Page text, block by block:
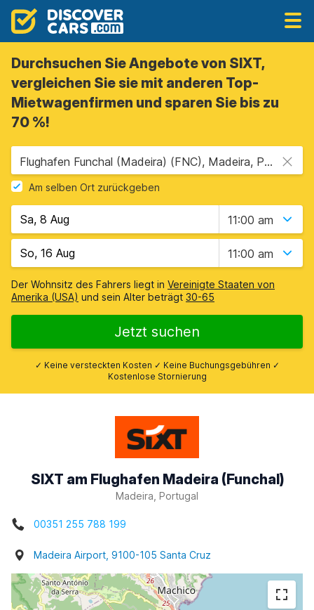
Durchsuchen Sie Angebote von SIXT,
vergleichen Sie sie mit anderen Top-
Mietwagenfirmen und sparen Sie bis zu
70 %!
Flughafen Funchal (Madeira) (FNC), Madeira, Portugal
Am selben Ort zurückgeben
11:00 am
11:00 am
Der Wohnsitz des Fahrers liegt in Vereinigte Staaten von
Amerika (USA) und sein Alter beträgt 30-65
Jetzt suchen
✓ Keine versteckten Kosten ✓ Keine Buchungsgebühren ✓
Kostenlose Stornierung
SIXT am Flughafen Madeira (Funchal)
Madeira, Portugal
00351 255 788 199
Madeira Airport, 9100-105 Santa Cruz